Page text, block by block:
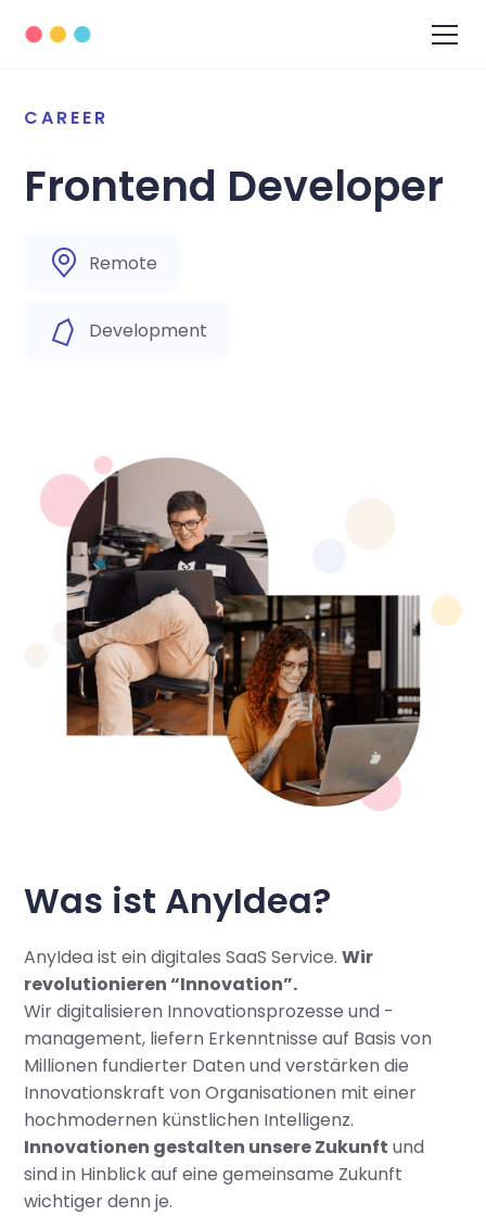
CAREER
Frontend Developer
Remote
Development
Was ist AnyIdea?
AnyIdea ist ein digitales SaaS Service.Wir
revolutionieren “Innovation”.
Wir digitalisieren Innovationsprozesse und -
management, liefern Erkenntnisse auf Basis von
Millionen fundierter Daten und verstärken die
Innovationskraft von Organisationen mit einer
hochmodernen künstlichen Intelligenz.
Innovationen gestalten unsere Zukunft und
sind in Hinblick auf eine gemeinsame Zukunft
wichtiger denn je.